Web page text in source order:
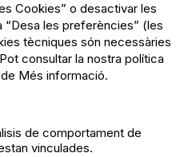
Cookies” o desactivar les
les preferències” (les
tècniques són necessàries
consultar la nostra política
Més informació.
de comportament de
vinculades.